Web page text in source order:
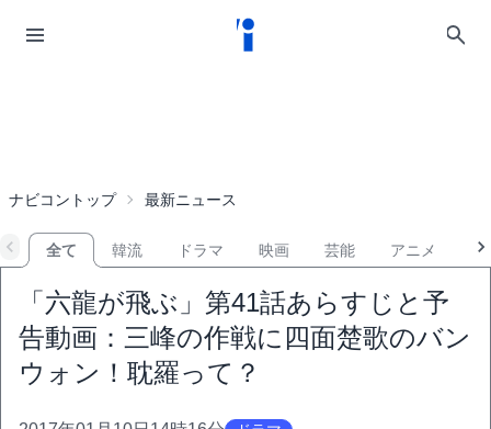
ナビコントップ 最新ニュース
全て 韓流 ドラマ 映画 芸能 アニメ
「六龍が飛ぶ」第41話あらすじと予
告動画：三峰の作戦に四面楚歌のバン
ウォン！耽羅って？